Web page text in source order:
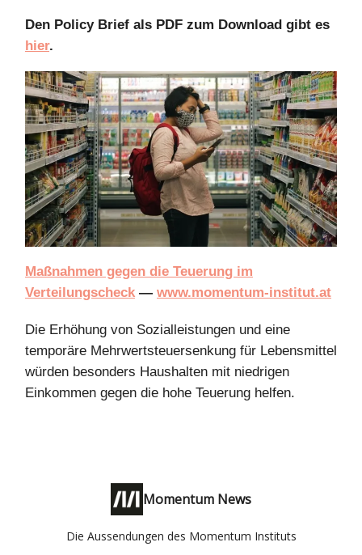
Den Policy Brief als PDF zum Download gibt es
hier.
Maßnahmen gegen die Teuerung im
Verteilungscheck — www.momentum-institut.at
Die Erhöhung von Sozialleistungen und eine
temporäre Mehrwertsteuersenkung für Lebensmittel
würden besonders Haushalten mit niedrigen
Einkommen gegen die hohe Teuerung helfen.
Momentum News
Die Aussendungen des Momentum Instituts